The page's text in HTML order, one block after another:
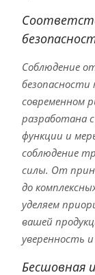
Соблюдение
современном
разработана
функции и
соблюдение
силы. От
до
уделяем
вашей
уверенность
Бесшовная